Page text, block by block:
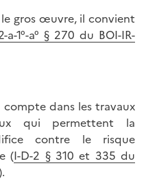
le gros œuvre, il convient
a-1°-a° § 270 du BOI-IR-
dans les travaux
qui permettent la
contre le risque
(I-D-2 § 310 et 335 du